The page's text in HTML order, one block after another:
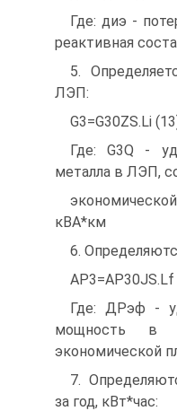
Где: диэ -
реактивная
5.
ЛЭП:
G3=G30ZS.Li
Где: G3Q -
металла в ЛЭП,
кВА*км
6.
Где: ДРэф -
мощность в
экономической
7.
за год, кВт*час: